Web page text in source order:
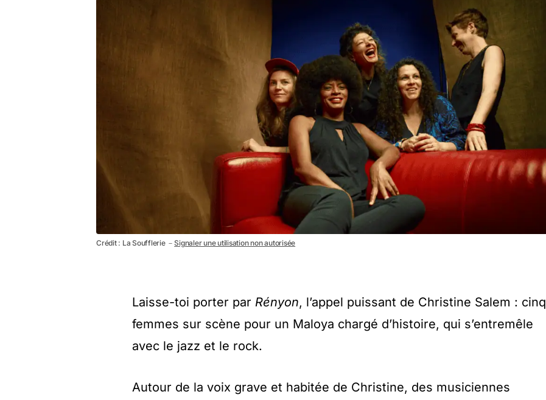
Crédit : La Soufflerie －Signaler une utilisation non autorisée
Laisse-toi porter par Rényon, l’appel puissant de Christine Salem : cinq
femmes sur scène pour un Maloya chargé d’histoire, qui s’entremêle
avec le jazz et le rock.
Autour de la voix grave et habitée de Christine, des musiciennes